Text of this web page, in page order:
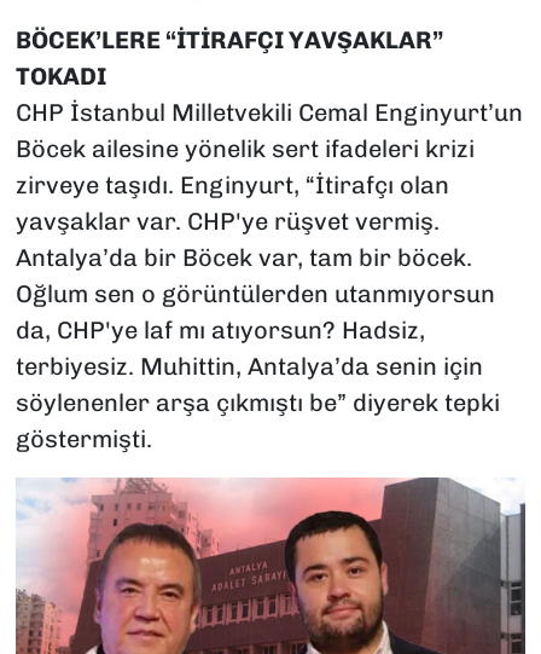
BÖCEK’LERE “İTİRAFÇI YAVŞAKLAR”
TOKADI
CHP İstanbul Milletvekili Cemal Enginyurt’un
Böcek ailesine yönelik sert ifadeleri krizi
zirveye taşıdı. Enginyurt, “İtirafçı olan
yavşaklar var. CHP'ye rüşvet vermiş.
Antalya’da bir Böcek var, tam bir böcek.
Oğlum sen o görüntülerden utanmıyorsun
da, CHP'ye laf mı atıyorsun? Hadsiz,
terbiyesiz. Muhittin, Antalya’da senin için
söylenenler arşa çıkmıştı be” diyerek tepki
göstermişti.